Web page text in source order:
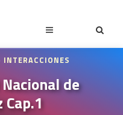
INTERACCIONES
de
Cap.1